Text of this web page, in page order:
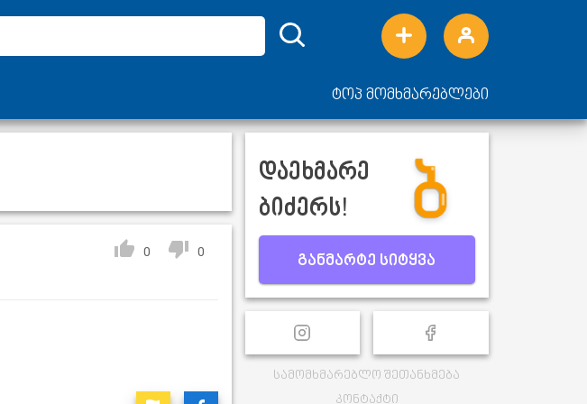
ტოპ მომხმარებლები
0 0
დაეხმარე
ბიძერს!
განმარტე სიტყვა
სამომხმარებლო შეთანხმება
კონტაქტი